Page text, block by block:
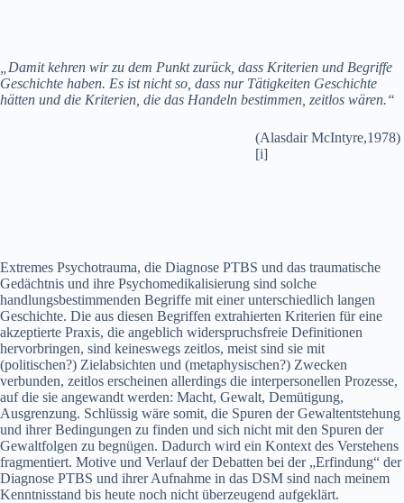
„Damit kehren wir zu dem Punkt zurück, dass Kriterien und Begriffe
Geschichte haben. Es ist nicht so, dass nur Tätigkeiten Geschichte
hätten und die Kriterien, die das Handeln bestimmen, zeitlos wären.“
(Alasdair McIntyre,1978)
[i]
Extremes Psychotrauma, die Diagnose PTBS und das traumatische
Gedächtnis und ihre Psychomedikalisierung sind solche
handlungsbestimmenden Begriffe mit einer unterschiedlich langen
Geschichte. Die aus diesen Begriffen extrahierten Kriterien für eine
akzeptierte Praxis, die angeblich widerspruchsfreie Definitionen
hervorbringen, sind keineswegs zeitlos, meist sind sie mit
(politischen?) Zielabsichten und (metaphysischen?) Zwecken
verbunden, zeitlos erscheinen allerdings die interpersonellen Prozesse,
auf die sie angewandt werden: Macht, Gewalt, Demütigung,
Ausgrenzung. Schlüssig wäre somit, die Spuren der Gewaltentstehung
und ihrer Bedingungen zu finden und sich nicht mit den Spuren der
Gewaltfolgen zu begnügen. Dadurch wird ein Kontext des Verstehens
fragmentiert. Motive und Verlauf der Debatten bei der „Erfindung“ der
Diagnose PTBS und ihrer Aufnahme in das DSM sind nach meinem
Kenntnisstand bis heute noch nicht überzeugend aufgeklärt.